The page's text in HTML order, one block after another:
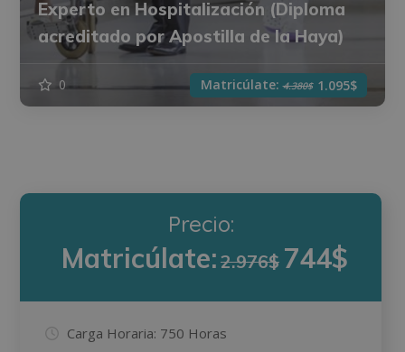
Experto en Hospitalización (Diploma
acreditado por Apostilla de la Haya)
0 Matricúlate:4.380$ 1.095$
Precio:
Matricúlate:2.976$ 744$
Carga Horaria: 750 Horas